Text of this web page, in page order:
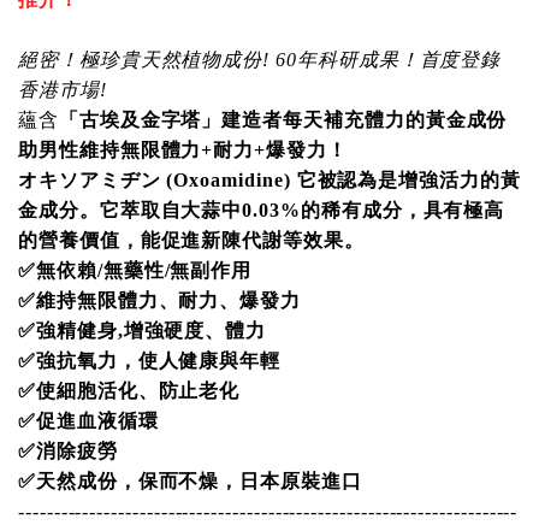
絕密！極珍貴天然植物成份! 60年科研成果！首度登錄
香港市場!
蘊含
「古埃及金字塔」建造者每天補充體力的黃金成份
助男性維持無限體力+耐力+爆發力！
オキソアミヂン (Oxoamidine) 它被認為是增強活力的黃
金成分。 它萃取自大蒜中0.03%的稀有成分，具有極高
的營養價值，能促進新陳代謝等效果。
✅無依賴/無藥性/無副作用
✅維持無限體力、耐力、爆發力
✅強精健身,增強硬度、體力
✅強抗氧力，使人健康與年輕
✅使細胞活化、防止老化
✅促進血液循環
✅消除疲勞
✅天然成份，保而不燥，日本原裝進口
----------------------------------------------------------------------